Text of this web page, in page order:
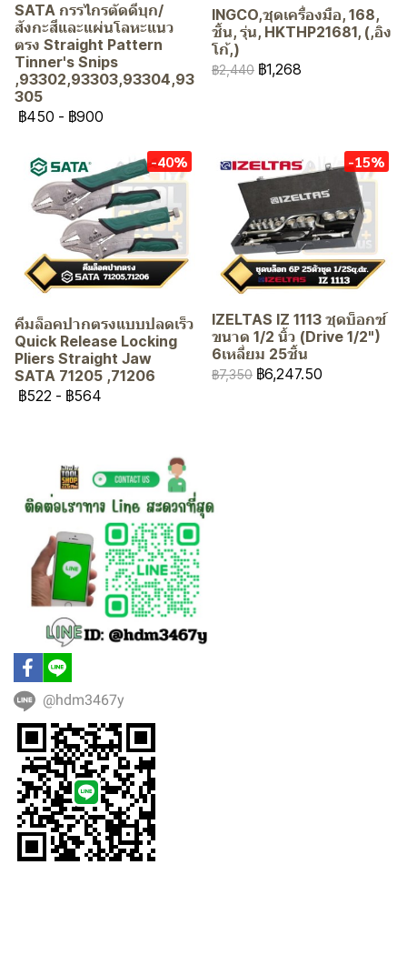
SATA กรรไกรตัดดีบุก/
สังกะสีและแผ่นโลหะแนว
ตรง Straight Pattern
Tinner's Snips
,93302,93303,93304,93
305
฿450 - ฿900
INGCO,ชุดเครื่องมือ, 168,
ชิ้น, รุ่น, HKTHP21681, (,อิง
โก้,)
฿2,440 ฿1,268
-40%
คีมล็อคปากตรงแบบปลดเร็ว
Quick Release Locking
Pliers Straight Jaw
SATA 71205 ,71206
฿522 - ฿564
-15%
IZELTAS IZ 1113 ชุดบ็อกซ์
ขนาด 1/2 นิ้ว (Drive 1/2")
6เหลี่ยม 25ชิ้น
฿7,350 ฿6,247.50
@hdm3467y